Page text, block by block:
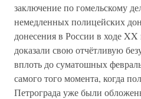
заключение по гомельскому
немедленных полицейских
донесения в России в ходе XX
доказали свою отчётливую
вплоть до суматошных
самого того момента, когда
Петрограда уже были